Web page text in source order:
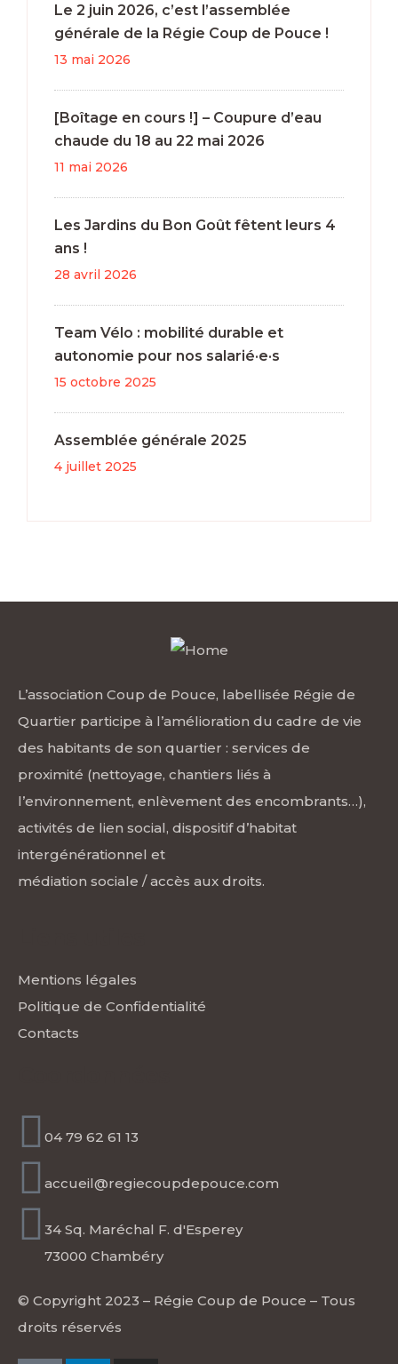
Le 2 juin 2026, c’est l’assemblée
générale de la Régie Coup de Pouce !
13 mai 2026
[Boîtage en cours !] – Coupure d’eau
chaude du 18 au 22 mai 2026
11 mai 2026
Les Jardins du Bon Goût fêtent leurs 4
ans !
28 avril 2026
Team Vélo : mobilité durable et
autonomie pour nos salarié·e·s
15 octobre 2025
Assemblée générale 2025
4 juillet 2025
L’association Coup de Pouce, labellisée Régie de
Quartier participe à l’amélioration du cadre de vie
des habitants de son quartier : services de
proximité (nettoyage, chantiers liés à
l’environnement, enlèvement des encombrants…),
activités de lien social, dispositif d’habitat
intergénérationnel et
médiation sociale / accès aux droits.
Mentions légales
Politique de Confidentialité
Contacts
04 79 62 61 13
accueil@regiecoupdepouce.com
34 Sq. Maréchal F. d'Esperey
73000 Chambéry
© Copyright 2023 – Régie Coup de Pouce – Tous
droits réservés